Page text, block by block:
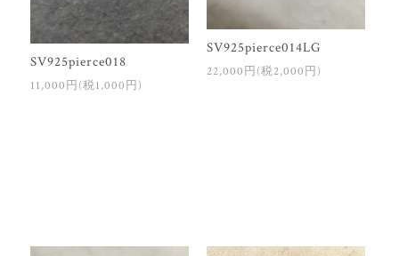
SV925pierce018
11,000円(税1,000円)
SV925pierce014LG
22,000円(税2,000円)